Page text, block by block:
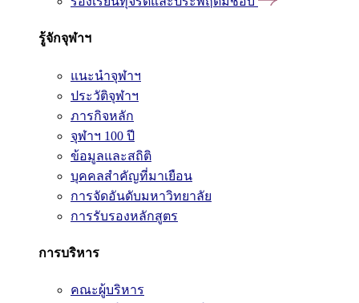
รู้จักจุฬาฯ
แนะนำจุฬาฯ
ประวัติจุฬาฯ
ภารกิจหลัก
จุฬาฯ 100 ปี
ข้อมูลและสถิติ
บุคคลสำคัญที่มาเยือน
การจัดอันดับมหาวิทยาลัย
การรับรองหลักสูตร
การบริหาร
คณะผู้บริหาร